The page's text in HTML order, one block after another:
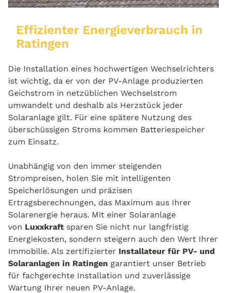
Effizienter Energieverbrauch in
Ratingen
Die Installation eines hochwertigen Wechselrichters
ist wichtig, da er von der PV-Anlage produzierten
Geichstrom in netzüblichen Wechselstrom
umwandelt und deshalb als Herzstück jeder
Solaranlage gilt. Für eine spätere Nutzung des
überschüssigen Stroms kommen Batteriespeicher
zum Einsatz.
Unabhängig von den immer steigenden
Strompreisen, holen Sie mit intelligenten
Speicherlösungen und präzisen
Ertragsberechnungen, das Maximum aus Ihrer
Solarenergie heraus. Mit einer Solaranlage
von Luxxkraft sparen Sie nicht nur langfristig
Energiekosten, sondern steigern auch den Wert Ihrer
Immobilie. Als zertifizierter Installateur für PV- und
Solaranlagen in Ratingen garantiert unser Betrieb
für fachgerechte Installation und zuverlässige
Wartung Ihrer neuen PV-Anlage.